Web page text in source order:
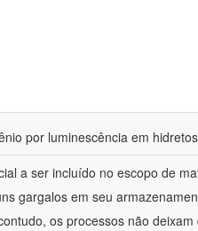
por luminescência em hidretos
a ser incluído no escopo de
gargalos em seu
os processos não deixam